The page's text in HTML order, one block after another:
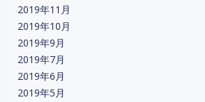
2019年11月
2019年10月
2019年9月
2019年7月
2019年6月
2019年5月